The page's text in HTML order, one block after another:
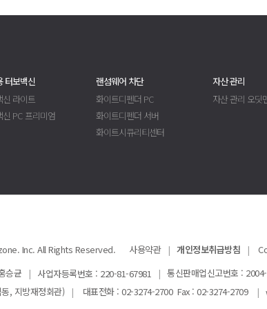
터보백신
신 라이트
신 PC 프리미엄
랜섬웨어 차단
화이트디펜더 PC
화이트디펜더 서버
화이트시큐리티센터
자산 관리
자산 관리 오딧
Inc. All Rights Reserved. 사용약관 | 개인정보취급방침 |
승균 | 사업자등록번호 : 220-81-67981 | 통신판매업신고번호 :
, 지방재정회관)
| 대표전화 : 02-3274-2700 Fax : 02-3274-2709 |